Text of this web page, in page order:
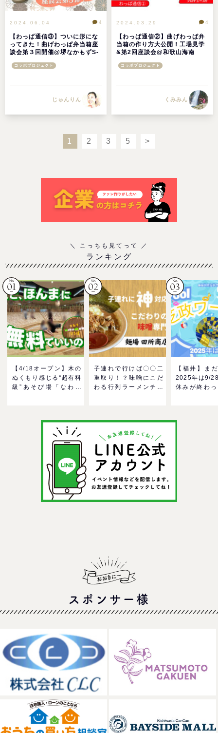
2024.06.04
【わっぱ通信③】ついに形にな
ってきた！曲げわっぱ弁当箱座
談会第３回開催@堺なかもずS-
4
コラボプロジェクト
じゅんりん
2024.03.29
【わっぱ通信②】曲げわっぱ弁
当箱の作り方大公開！工場見学
&第2回座談会@和歌山海南
4
コラボプロジェクト
くみみん
1 2 3 5 >
ランキング
【4/18オープン】木の
ぬくもり感じる“超有料
級”あそび場「なわて
＠イオンモール四條畷
子連れで行けば〇〇二
重取り！？味噌にこだ
わる行列ラーメンチェ
【福井】ま
2025年は9/
休みが終わ
スポンサー様